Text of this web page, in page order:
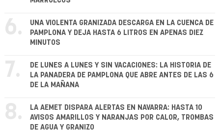
6.
UNA VIOLENTA GRANIZADA DESCARGA EN LA CUENCA DE
PAMPLONA Y DEJA HASTA 6 LITROS EN APENAS DIEZ
MINUTOS
7.
DE LUNES A LUNES Y SIN VACACIONES: LA HISTORIA DE
LA PANADERA DE PAMPLONA QUE ABRE ANTES DE LAS 6
DE LA MAÑANA
8.
LA AEMET DISPARA ALERTAS EN NAVARRA: HASTA 10
AVISOS AMARILLOS Y NARANJAS POR CALOR, TROMBAS
DE AGUA Y GRANIZO